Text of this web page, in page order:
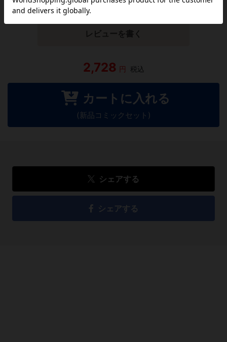
方のために感想を共有してもらえませんか？
レビューを書く
2,728 円 税込
カートに入れる
(新品コミックセット)
シェアする
シェアする